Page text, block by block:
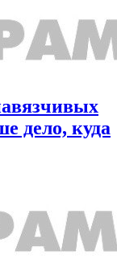
дело, куда